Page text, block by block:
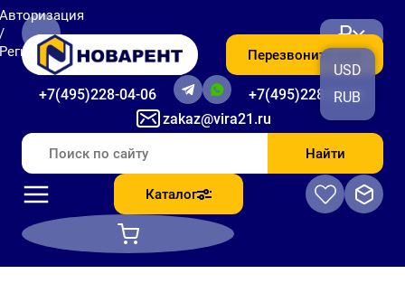
zakaz@vira21.ru
+7(495)228-04-06 +7(495)228-06-56
Перезвоните мне
₽
USD
RUB
Найти
Каталог